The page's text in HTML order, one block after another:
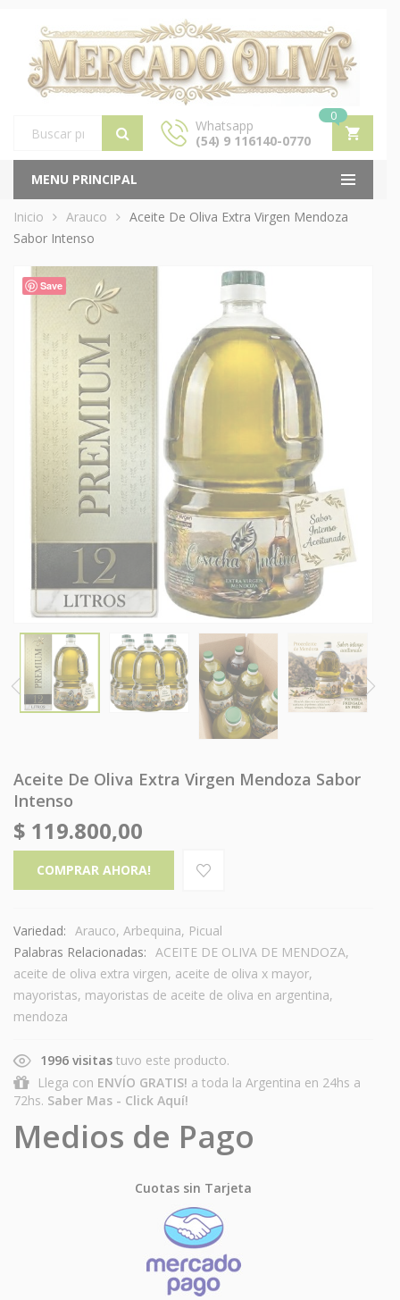
Products
search
Whatsapp
(54) 9 116140-0770
0
MENU PRINCIPAL
Inicio Arauco
Aceite De Oliva Extra Virgen Mendoza
Sabor Intenso
Save
Aceite De Oliva Extra Virgen Mendoza Sabor
Intenso
$ 119.800,00
COMPRAR AHORA!
Variedad: Arauco, Arbequina, Picual
Palabras Relacionadas: ACEITE DE OLIVA DE MENDOZA,
aceite de oliva extra virgen, aceite de oliva x mayor,
mayoristas, mayoristas de aceite de oliva en argentina,
mendoza
1996 visitas tuvo este producto.
Llega con ENVÍO GRATIS! a toda la Argentina en 24hs a
72hs. Saber Mas - Click Aquí!
Medios de Pago
Cuotas sin Tarjeta